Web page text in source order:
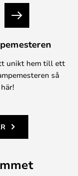
Nästa
unikt hem till ett
så